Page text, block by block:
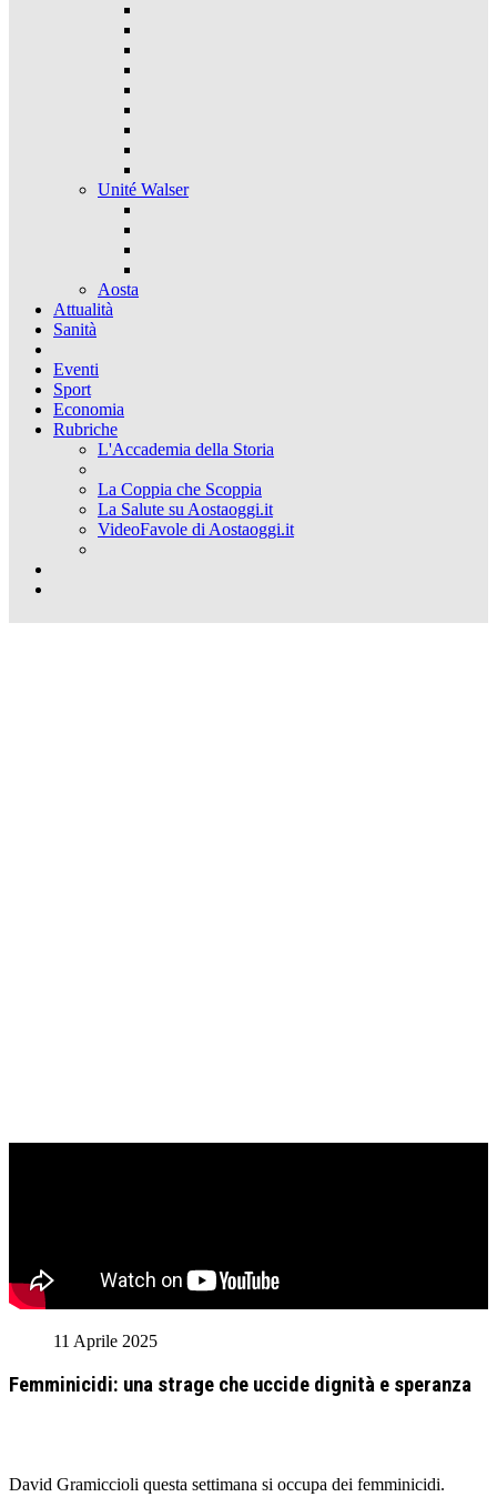
Unité Walser
Aosta
Attualità
Sanità
Eventi
Sport
Economia
Rubriche
L'Accademia della Storia
La Coppia che Scoppia
La Salute su Aostaoggi.it
VideoFavole di Aostaoggi.it
11 Aprile 2025
Femminicidi: una strage che uccide dignità e speranza
David Gramiccioli questa settimana si occupa dei femminicidi.